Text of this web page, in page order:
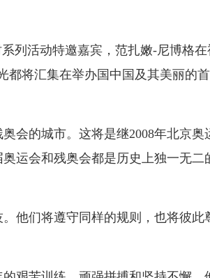
列活动特邀嘉宾，范扎嫩-尼博格在
都将汇集在举办国中国及其美丽的首
的城市。这将是继2008年北京奥
运会和残奥会都是历史上独一无二
他们将遵守同样的规则，也将彼此